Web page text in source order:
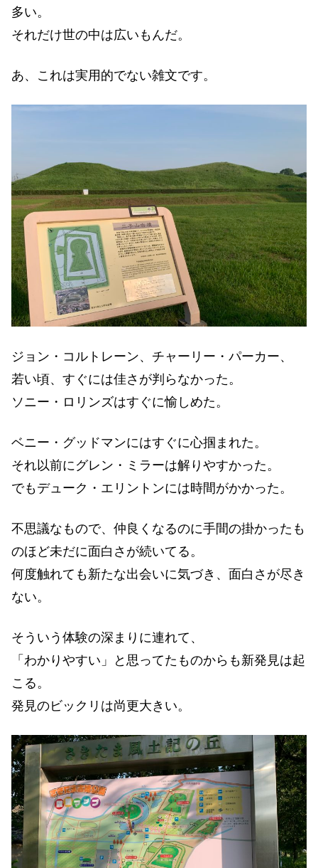
多い。
それだけ世の中は広いもんだ。
あ、これは実用的でない雑文です。
ジョン・コルトレーン、チャーリー・パーカー、
若い頃、すぐには佳さが判らなかった。
ソニー・ロリンズはすぐに愉しめた。
ベニー・グッドマンにはすぐに心掴まれた。
それ以前にグレン・ミラーは解りやすかった。
でもデューク・エリントンには時間がかかった。
不思議なもので、仲良くなるのに手間の掛かったも
のほど未だに面白さが続いてる。
何度触れても新たな出会いに気づき、面白さが尽き
ない。
そういう体験の深まりに連れて、
「わかりやすい」と思ってたものからも新発見は起
こる。
発見のビックリは尚更大きい。